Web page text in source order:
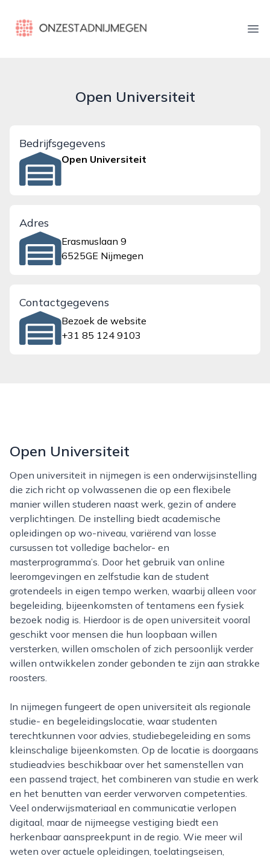
onzestadnijmegen.nl
Open Universiteit
Bedrijfsgegevens
Open Universiteit
Adres
Erasmuslaan 9
6525GE Nijmegen
Contactgegevens
Bezoek de website
+31 85 124 9103
Open Universiteit
Open universiteit in nijmegen is een onderwijsinstelling
die zich richt op volwassenen die op een flexibele
manier willen studeren naast werk, gezin of andere
verplichtingen. De instelling biedt academische
opleidingen op wo-niveau, variërend van losse
cursussen tot volledige bachelor- en
masterprogramma’s. Door het gebruik van online
leeromgevingen en zelfstudie kan de student
grotendeels in eigen tempo werken, waarbij alleen voor
begeleiding, bijeenkomsten of tentamens een fysiek
bezoek nodig is. Hierdoor is de open universiteit vooral
geschikt voor mensen die hun loopbaan willen
versterken, willen omscholen of zich persoonlijk verder
willen ontwikkelen zonder gebonden te zijn aan strakke
roosters.
In nijmegen fungeert de open universiteit als regionale
studie- en begeleidingslocatie, waar studenten
terechtkunnen voor advies, studiebegeleiding en soms
kleinschalige bijeenkomsten. Op de locatie is doorgaans
studieadvies beschikbaar over het samenstellen van
een passend traject, het combineren van studie en werk
en het benutten van eerder verworven competenties.
Veel onderwijsmateriaal en communicatie verlopen
digitaal, maar de nijmeegse vestiging biedt een
herkenbaar aanspreekpunt in de regio. Wie meer wil
weten over actuele opleidingen, toelatingseisen,